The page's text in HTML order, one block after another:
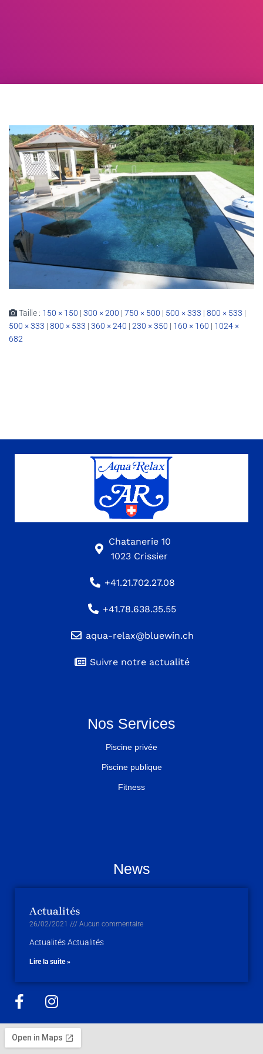
Taille : 150 × 150 | 300 × 200 | 750 × 500 | 500 × 333 | 800 × 533 |
500 × 333 | 800 × 533 | 360 × 240 | 230 × 350 | 160 × 160 | 1024 ×
682
Chatanerie 10
1023 Crissier
+41.21.702.27.08
+41.78.638.35.55
aqua-relax@bluewin.ch
Suivre notre actualité
Nos Services
Piscine privée
Piscine publique
Fitness
News
Actualités
26/02/2021 Aucun commentaire
Actualités Actualités
Lire la suite »